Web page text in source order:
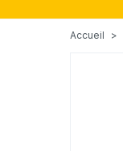
Accueil >